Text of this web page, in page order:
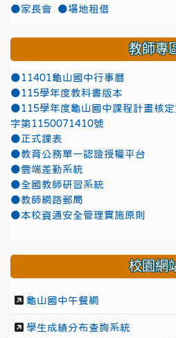
●家長會
●場地租借
教師專
●11401龜山國中行事曆
●115學年度教科書版本
●115學年度龜山國中課程計畫核
字第1150071410號
●正式課表
●教育公務單一認證授權平台
●雲端差勤系統
●全國教師研習系統
●教師網路郵局
●本校資通安全管理實施原則
校園網
龜山國中午餐網
學生成績分布查詢系統